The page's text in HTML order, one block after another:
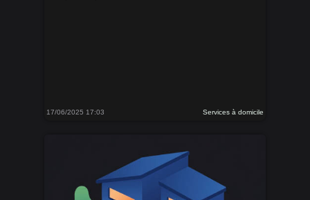
17/06/2025 17:03 Services à domicile